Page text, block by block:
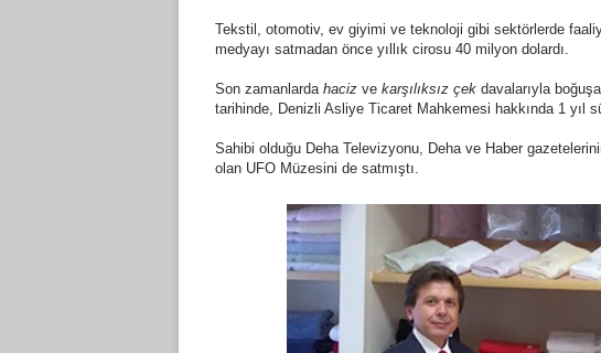
Tekstil, otomotiv, ev giyimi ve teknoloji gibi sektörlerde
medyayı satmadan önce yıllık cirosu 40 milyon dolardı.
Son zamanlarda haciz ve karşılıksız çek davalarıyla
tarihinde, Denizli Asliye Ticaret Mahkemesi hakkında 1 yıl
Sahibi olduğu Deha Televizyonu, Deha ve Haber
olan UFO Müzesini de satmıştı.